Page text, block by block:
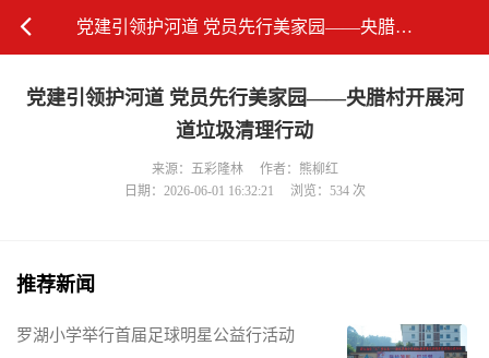
党建引领护河道 党员先行美家园——央腊村开展河道垃圾清理行动
党建引领护河道 党员先行美家园——央腊村开展河
道垃圾清理行动
来源：五彩隆林
作者：熊柳红
日期：2026-06-01 16:32:21
浏览：534 次
推荐新闻
罗湖小学举行首届足球明星公益行活动